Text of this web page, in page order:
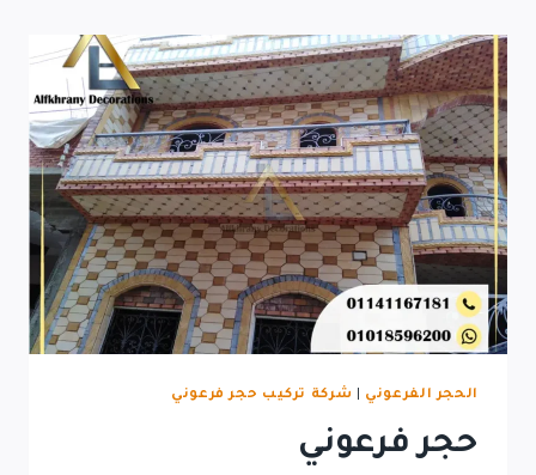
الحجر الفرعوني شركة تركيب حجر فرعوني
حجر فرعوني